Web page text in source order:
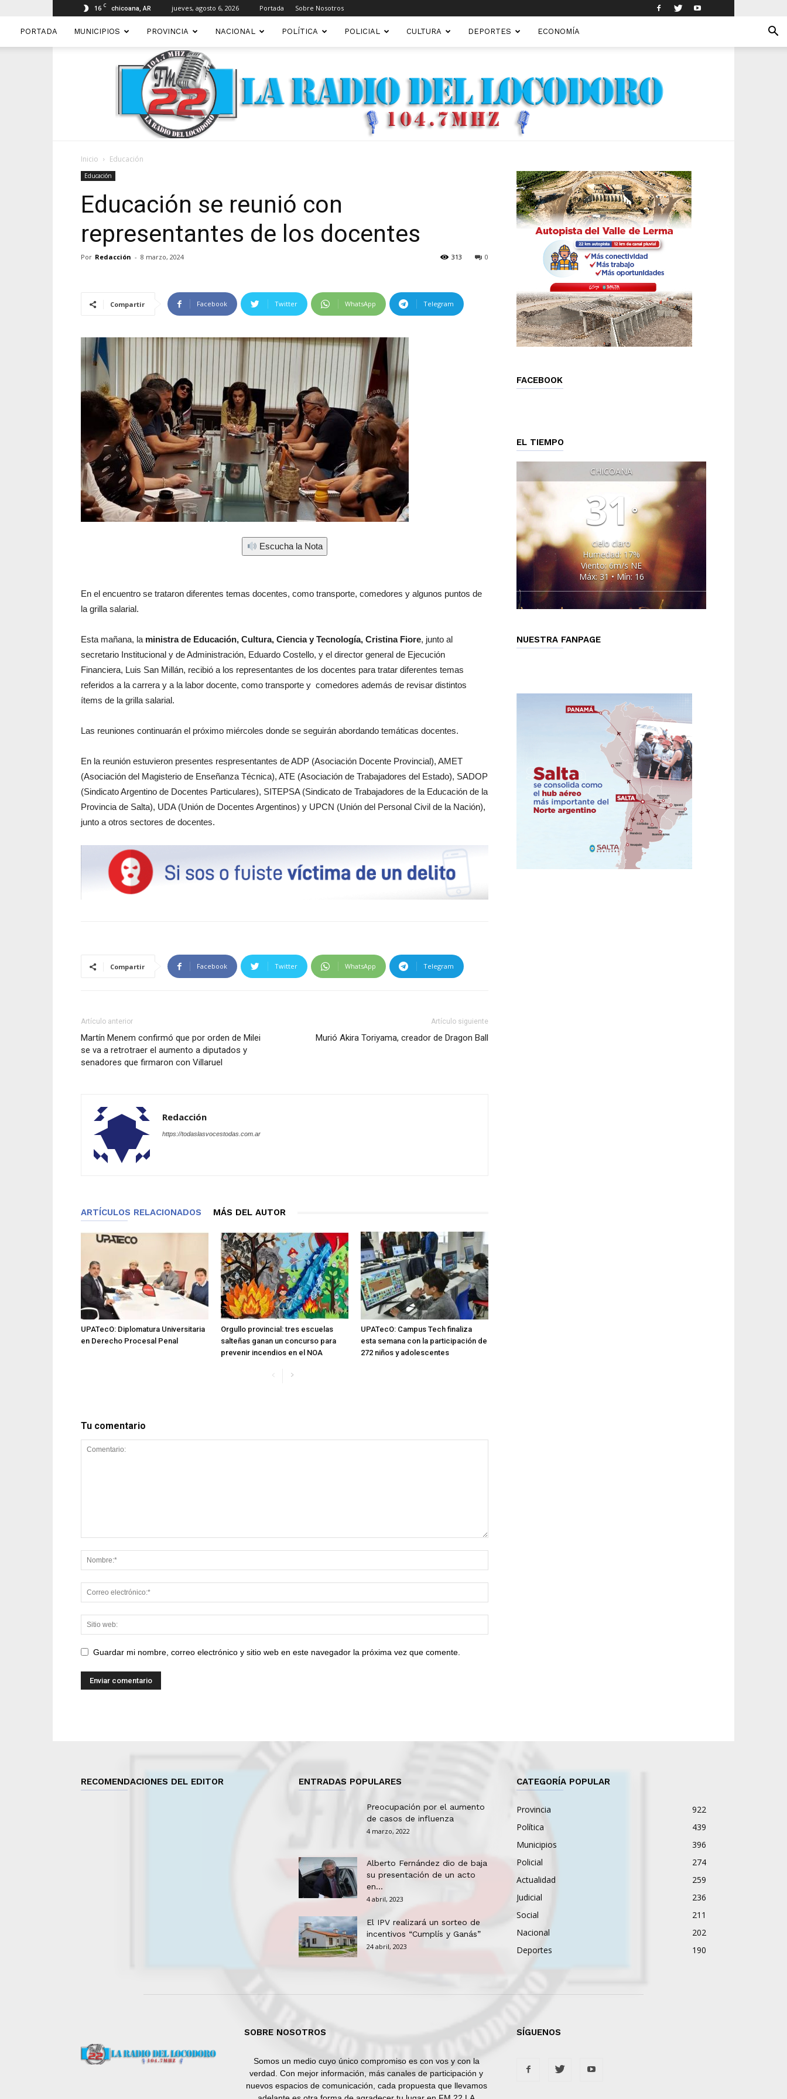
16 C chicoana, AR jueves, agosto 6, 2026 Portada Sobre Nosotros
PORTADA MUNICIPIOS PROVINCIA NACIONAL POLÍTICA POLICIAL CULTURA DEPORTES ECONOMÍA
Inicio Educación
Educación
Educación se reunió con
representantes de los docentes
Por Redacción - 8 marzo, 2024 0
313
Compartir Facebook Twitter WhatsApp Telegram
Escucha la Nota
En el encuentro se trataron diferentes temas docentes, como transporte, comedores y algunos puntos de
la grilla salarial.
Esta mañana, la ministra de Educación, Cultura, Ciencia y Tecnología, Cristina Fiore, junto al
secretario Institucional y de Administración, Eduardo Costello, y el director general de Ejecución
Financiera, Luis San Millán, recibió a los representantes de los docentes para tratar diferentes temas
referidos a la carrera y a la labor docente, como transporte y comedores además de revisar distintos
ítems de la grilla salarial.
Las reuniones continuarán el próximo miércoles donde se seguirán abordando temáticas docentes.
En la reunión estuvieron presentes respresentantes de ADP (Asociación Docente Provincial), AMET
(Asociación del Magisterio de Enseñanza Técnica), ATE (Asociación de Trabajadores del Estado), SADOP
(Sindicato Argentino de Docentes Particulares), SITEPSA (Sindicato de Trabajadores de la Educación de la
Provincia de Salta), UDA (Unión de Docentes Argentinos) y UPCN (Unión del Personal Civil de la Nación),
junto a otros sectores de docentes.
Compartir Facebook Twitter WhatsApp Telegram
Artículo anterior
Martín Menem confirmó que por orden de Milei
se va a retrotraer el aumento a diputados y
senadores que firmaron con Villaruel
Artículo siguiente
Murió Akira Toriyama, creador de Dragon Ball
Redacción
https://todaslasvocestodas.com.ar
ARTÍCULOS RELACIONADOS MÁS DEL AUTOR
UPATecO: Diplomatura Universitaria
en Derecho Procesal Penal
Orgullo provincial: tres escuelas
salteñas ganan un concurso para
prevenir incendios en el NOA
UPATecO: Campus Tech finaliza
esta semana con la participación de
272 niños y adolescentes
Tu comentario
Guardar mi nombre, correo electrónico y sitio web en este navegador la próxima vez que comente.
FACEBOOK
EL TIEMPO
CHICOANA
31°
cielo claro
Humedad: 17%
Viento: 6m/s NE
Máx: 31 • Mín: 16
NUESTRA FANPAGE
RECOMENDACIONES DEL EDITOR ENTRADAS POPULARES
Preocupación por el aumento
de casos de influenza
4 marzo, 2022
Alberto Fernández dio de baja
su presentación de un acto
en...
4 abril, 2023
El IPV realizará un sorteo de
incentivos “Cumplís y Ganás”
24 abril, 2023
CATEGORÍA POPULAR
Provincia
922
Política
439
Municipios
396
Policial
274
Actualidad
259
Judicial
236
Social
211
Nacional
202
Deportes
190
SOBRE NOSOTROS
Somos un medio cuyo único compromiso es con vos y con la
verdad. Con mejor información, más canales de participación y
nuevos espacios de comunicación, cada propuesta que llevamos
SÍGUENOS